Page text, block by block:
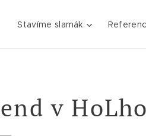
Stavíme slamák
v